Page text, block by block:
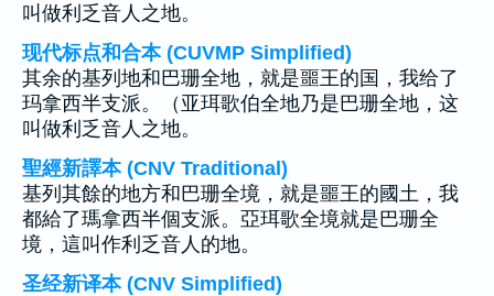
叫做利乏音人之地。
现代标点和合本 (CUVMP Simplified)
其余的基列地和巴珊全地，就是噩王的国，我给了
玛拿西半支派。（亚珥歌伯全地乃是巴珊全地，这
叫做利乏音人之地。
聖經新譯本 (CNV Traditional)
基列其餘的地方和巴珊全境，就是噩王的國土，我
都給了瑪拿西半個支派。亞珥歌全境就是巴珊全
境，這叫作利乏音人的地。
圣经新译本 (CNV Simplified)